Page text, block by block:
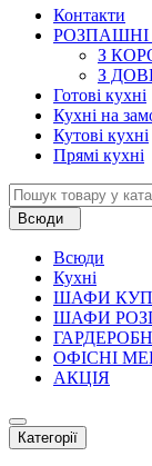
Контакти
З
З
Готові кухні
Кухні на
Кутові кухні
Прямі кухні
Всюди
Всюди
Кухні
ШАФИ
ШАФИ
ОФІСНІ
АКЦІЯ
Категорії